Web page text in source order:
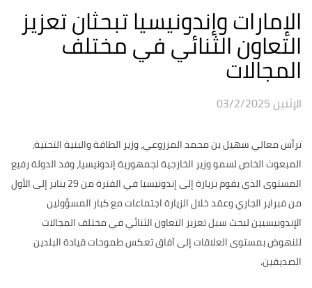
الإمارات وإندونيسيا تبحثان تعزيز
التعاون الثنائي في مختلف
المجالات
الإثنين 03/2/2025
ترأس معالي سهيل بن محمد المزروعي، وزير الطاقة والبنية التحتية،
المبعوث الخاص لسمو وزير الخارجية لجمهورية إندونيسيا، وفد الدولة رفيع
المستوى الذي يقوم بزيارة إلى إندونيسيا في الفترة من 29 يناير إلى الأول
من فبراير الجاري وعقد خلال الزيارة اجتماعات مع كبار المسؤولين
الإندونيسيين لبحث سبل تعزيز التعاون الثنائي في مختلف المجالات
للنهوض بمستوى العلاقات إلى آفاق تعكس طموحات قيادة البلدين
الصديقين.